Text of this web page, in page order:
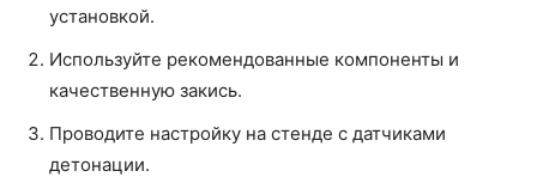
установкой.
Используйте рекомендованные компоненты и
качественную закись.
Проводите настройку на стенде с датчиками
детонации.